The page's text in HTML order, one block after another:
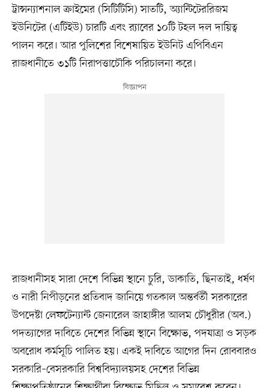
ট্রান্সন্যাশনাল ক্রাইমের (সিটিটিসি) সাতটি, অ্যান্টিটেররিজম
ইউনিটের (এটিইউ) চারটি এবং র‍্যাবের ১০টি টহল দল দায়িত্ব
পালন করে। আর পুলিশের বিশেষায়িত ইউনিট এপিবিএন
রাজধানীতে ৩১টি নিরাপত্তাচৌকি পরিচালনা করে।
রাজধানীসহ সারা দেশে বিভিন্ন স্থানে চুরি, ডাকাতি, ছিনতাই, ধর্ষণ
ও নারী নিপীড়নের প্রতিবাদ জানিয়ে গতকাল অন্তর্বর্তী সরকারের
উপদেষ্টা লেফটেন্যান্ট জেনারেল জাহাঙ্গীর আলম চৌধুরীর (অব.)
পদত্যাগের দাবিতে দেশের বিভিন্ন স্থানে বিক্ষোভ, পদযাত্রা ও সড়ক
অবরোধ কর্মসূচি পালিত হয়। একই দাবিতে আগের দিন রোববারও
সরকারি–বেসরকারি বিশ্ববিদ্যালয়সহ দেশের বিভিন্ন